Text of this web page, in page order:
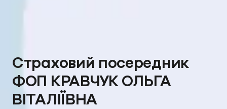
Страховий посередник
ФОП КРАВЧУК ОЛЬГА
ВІТАЛІЇВНА